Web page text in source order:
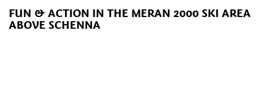
FUN & ACTION IN THE MERAN 2000 SKI AREA
ABOVE SCHENNA